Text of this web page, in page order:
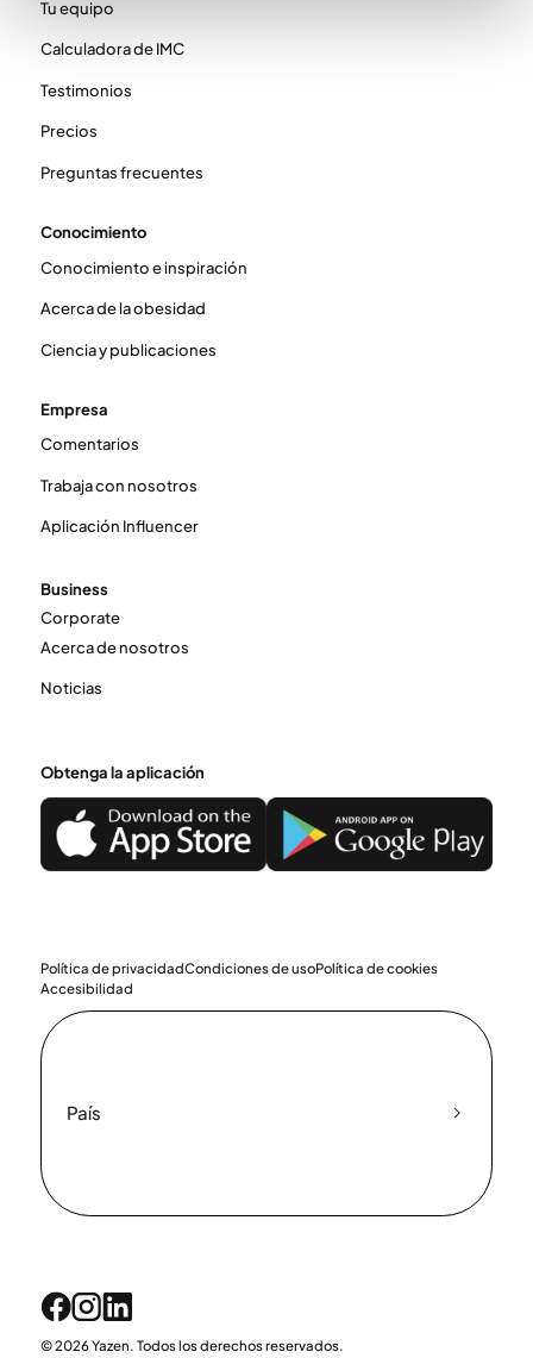
Tu equipo
Calculadora de IMC
Testimonios
Precios
Preguntas frecuentes
Conocimiento
Conocimiento e inspiración
Acerca de la obesidad
Ciencia y publicaciones
Empresa
Comentarios
Trabaja con nosotros
Aplicación Influencer
Business
Corporate
Acerca de nosotros
Noticias
Obtenga la aplicación
Política de privacidadCondiciones de usoPolítica de cookies
Accesibilidad
País
© 2026 Yazen. Todos los derechos reservados.